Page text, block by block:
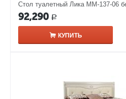
Стол туалетный Лика ММ-137-06
92,290 Р
КУПИТЬ